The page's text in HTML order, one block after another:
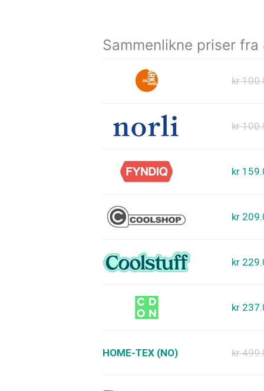
Sammenlikne priser fra
kr
kr
kr
kr
kr
kr
HOME-TEX (NO) kr